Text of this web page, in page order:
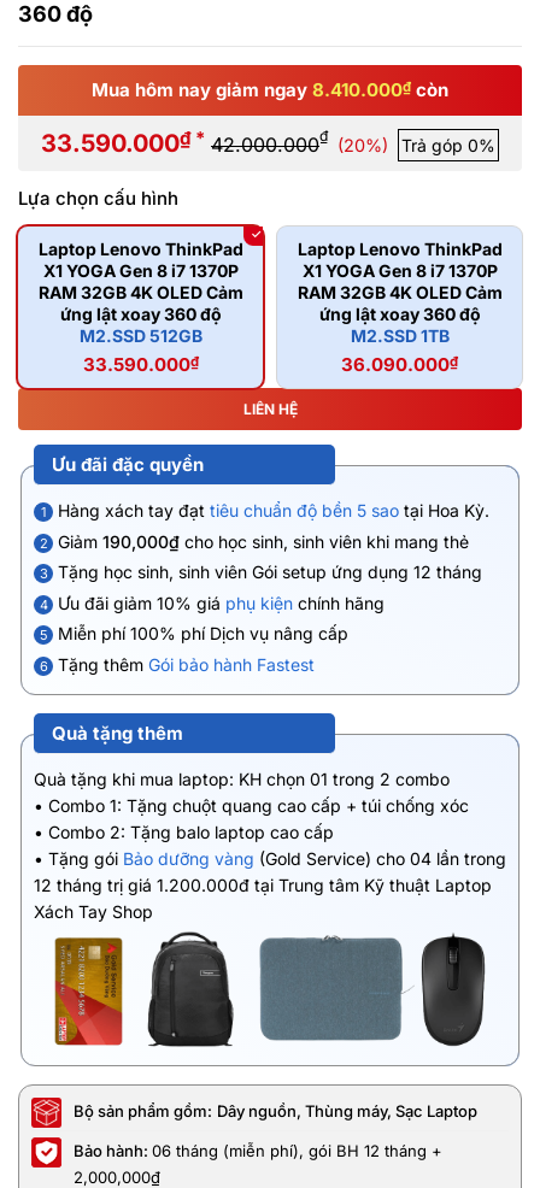
360 độ
Mua hôm nay giảm ngay 8.410.000₫ còn
33.590.000₫ * 42.000.000₫ (20%) Trả góp 0%
Lựa chọn cấu hình
Laptop Lenovo ThinkPad
X1 YOGA Gen 8 i7 1370P
RAM 32GB 4K OLED Cảm
ứng lật xoay 360 độ
M2.SSD 512GB
33.590.000₫
Laptop Lenovo ThinkPad
X1 YOGA Gen 8 i7 1370P
RAM 32GB 4K OLED Cảm
ứng lật xoay 360 độ
M2.SSD 1TB
36.090.000₫
LIÊN HỆ
Ưu đãi đặc quyền
1 Hàng xách tay đạt tiêu chuẩn độ bền 5 sao tại Hoa Kỳ.
2 Giảm 190,000₫ cho học sinh, sinh viên khi mang thẻ
3 Tặng học sinh, sinh viên Gói setup ứng dụng 12 tháng
4 Ưu đãi giảm 10% giá phụ kiện chính hãng
5 Miễn phí 100% phí Dịch vụ nâng cấp
6 Tặng thêm Gói bảo hành Fastest
Quà tặng thêm
Quà tặng khi mua laptop: KH chọn 01 trong 2 combo
• Combo 1: Tặng chuột quang cao cấp + túi chống xóc
• Combo 2: Tặng balo laptop cao cấp
• Tặng gói Bảo dưỡng vàng (Gold Service) cho 04 lần trong
12 tháng trị giá 1.200.000đ tại Trung tâm Kỹ thuật Laptop
Xách Tay Shop
Bộ sản phẩm gồm: Dây nguồn, Thùng máy, Sạc Laptop
Bảo hành: 06 tháng (miễn phí), gói BH 12 tháng +
2,000,000₫